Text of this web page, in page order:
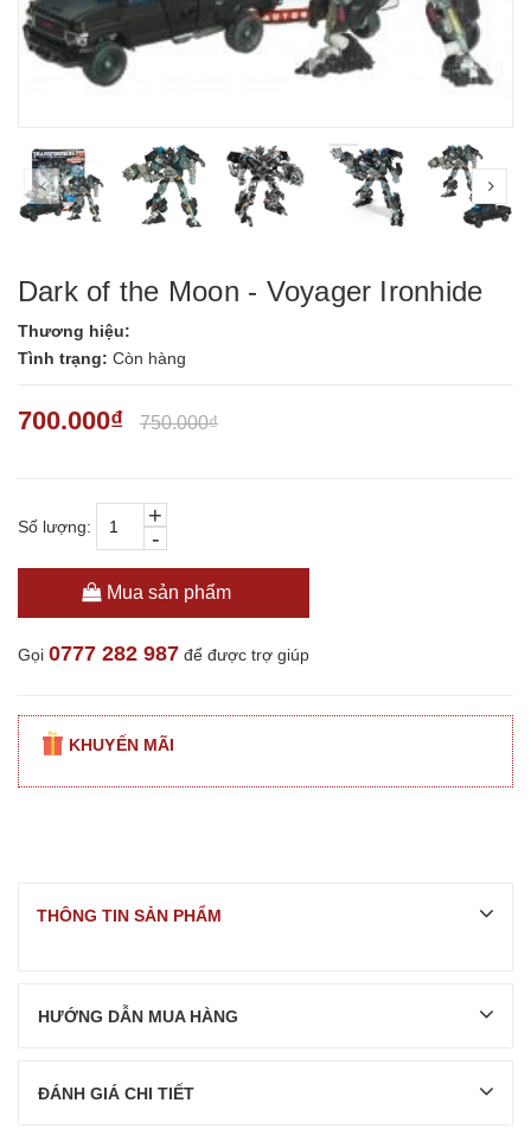
prev
Dark of the Moon - Voyager Ironhide
Thương hiệu:
Tình trạng: Còn hàng
700.000₫ 750.000₫
Số lượng: -
+
Mua sản phẩm
Gọi 0777 282 987 để được trợ giúp
KHUYẾN MÃI
THÔNG TIN SẢN PHẨM
HƯỚNG DẪN MUA HÀNG
ĐÁNH GIÁ CHI TIẾT